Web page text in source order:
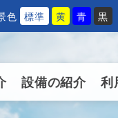
色 標準 黄 青 黒
設備の紹介 利